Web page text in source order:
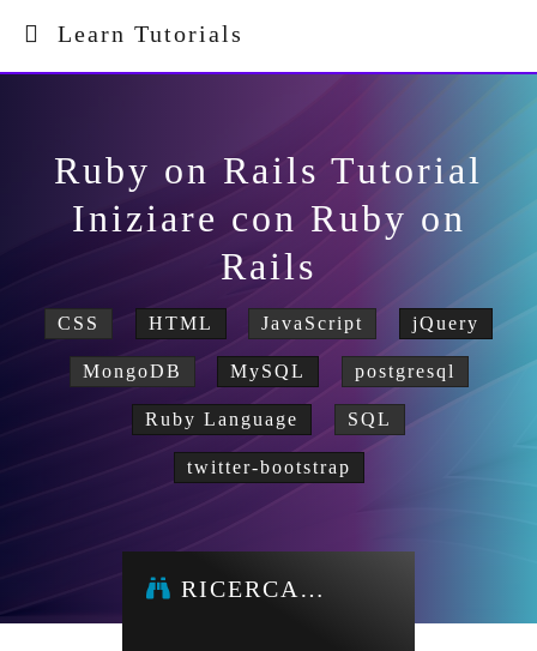
Learn Tutorials
Ruby on Rails Tutorial
Iniziare con Ruby on
Rails
CSS HTML JavaScript jQuery
MongoDB MySQL postgresql
Ruby Language SQL
twitter-bootstrap
RICERCA…